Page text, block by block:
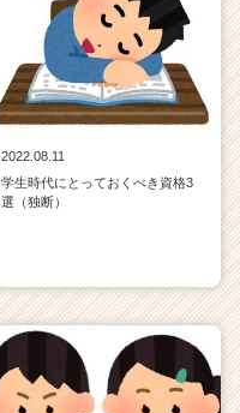
2022.08.11
学生時代にとっておくべき資格3
選（独断）